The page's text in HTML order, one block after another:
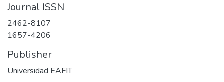
Journal ISSN
2462-8107
1657-4206
Publisher
Universidad EAFIT